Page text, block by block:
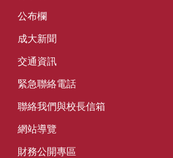
公布欄
成大新聞
交通資訊
緊急聯絡電話
聯絡我們與校長信箱
網站導覽
財務公開專區